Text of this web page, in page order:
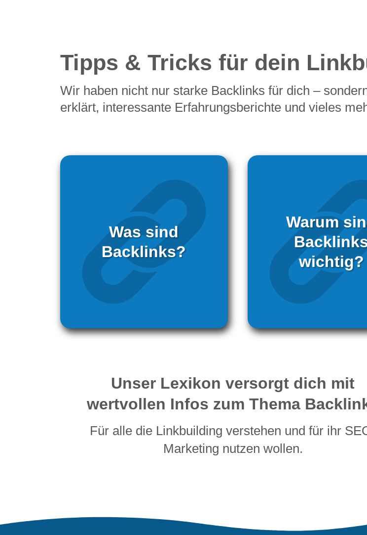
Tipps & Tricks für dein
Wir haben nicht nur starke Backlinks für dich –
erklärt, interessante Erfahrungsberichte und vieles
Was sind
Backlinks?
Warum
wichtig?
Unser Lexikon versorgt dich mit
wertvollen Infos zum Thema
Für alle die Linkbuilding verstehen und für ihr
Marketing nutzen wollen.